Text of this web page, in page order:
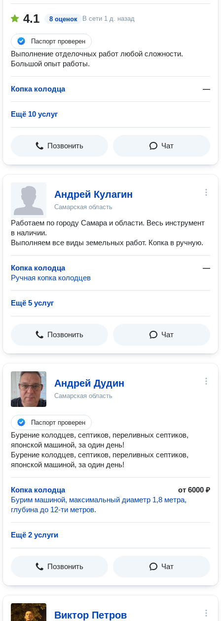
4.1 8 оценок В сети 1 д. назад
Паспорт проверен
Выполнение отделочных работ любой сложности.
Большой опыт работы.
Копка колодца —
Ещё 10 услуг
Позвонить Чат
Андрей Кулагин
Самарская область
Работаем по городу Самара и области. Весь инструмент
в наличии.
Выполняем все виды земельных работ. Копка в ручную.
Копка колодца
—
Ручная копка колодцев
Ещё 5 услуг
Позвонить Чат
Андрей Дудин
Самарская область
Паспорт проверен
Бурение колодцев, септиков, переливных септиков,
японской машиной, за один день!
Бурение колодцев, септиков, переливных септиков,
японской машиной, за один день!
Копка колодца
от 6000 ₽
Бурим машиной, максимальный диаметр 1,8 метра,
глубина до 12-ти метров.
Ещё 2 услуги
Позвонить Чат
Виктор Петров